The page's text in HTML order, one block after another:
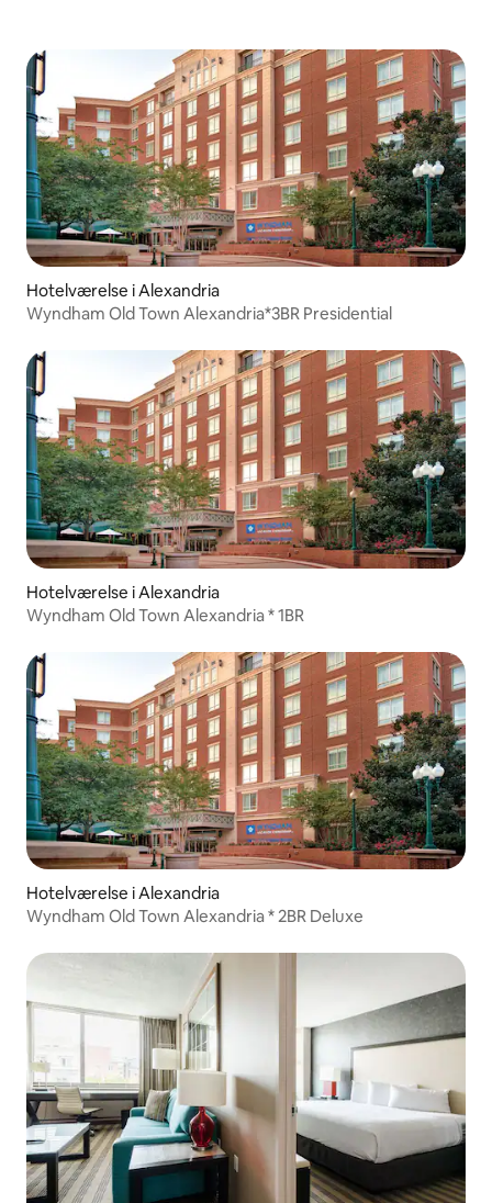
Hotelværelse i Alexandria
Wyndham Old Town Alexandria*3BR Presidential
Hotelværelse i Alexandria
Wyndham Old Town Alexandria * 1BR
Hotelværelse i Alexandria
Wyndham Old Town Alexandria * 2BR Deluxe